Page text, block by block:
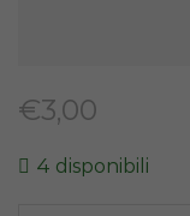
€3,00
4 disponibili